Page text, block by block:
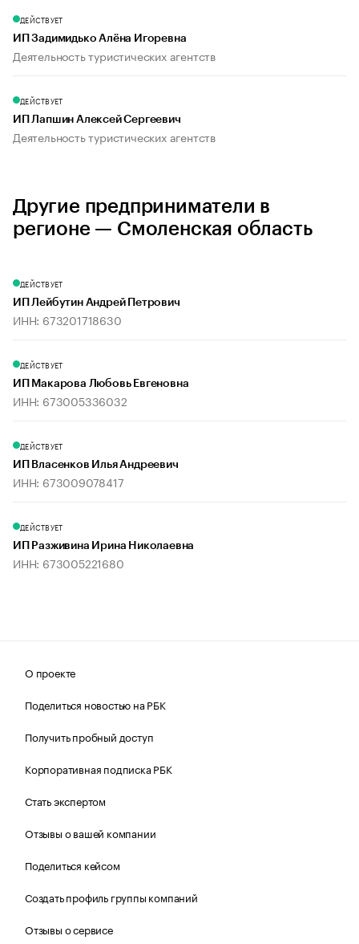
ДЕЙСТВУЕТ
ИП Задимидько Алёна Игоревна
Деятельность туристических агентств
ДЕЙСТВУЕТ
ИП Лапшин Алексей Сергеевич
Деятельность туристических агентств
Другие предприниматели в
регионе — Смоленская область
ДЕЙСТВУЕТ
ИП Лейбутин Андрей Петрович
ИНН: 673201718630
ДЕЙСТВУЕТ
ИП Макарова Любовь Евгеновна
ИНН: 673005336032
ДЕЙСТВУЕТ
ИП Власенков Илья Андреевич
ИНН: 673009078417
ДЕЙСТВУЕТ
ИП Разживина Ирина Николаевна
ИНН: 673005221680
О проекте
Поделиться новостью на РБК
Получить пробный доступ
Корпоративная подписка РБК
Стать экспертом
Отзывы о вашей компании
Поделиться кейсом
Создать профиль группы компаний
Отзывы о сервисе